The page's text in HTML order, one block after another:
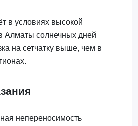
в условиях высокой
Алматы солнечных дней
на сетчатку выше, чем в
непереносимость